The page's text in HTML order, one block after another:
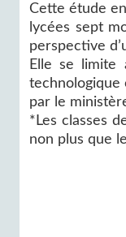
Cette étude
lycées sept
perspective
Elle se limite
technologique
par le
*Les classes
non plus que